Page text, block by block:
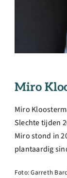
Miro
Miro
Slechte tijden
Miro stond in
plantaardig
Foto: Garreth